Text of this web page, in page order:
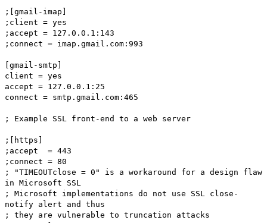
;[gmail-imap]
;client = yes
;accept = 127.0.0.1:143
;connect = imap.gmail.com:993
[gmail-smtp]
client = yes
accept = 127.0.0.1:25
connect = smtp.gmail.com:465
; Example SSL front-end to a web server
;[https]
;accept = 443
;connect = 80
; "TIMEOUTclose = 0" is a workaround for a design flaw
in Microsoft SSL
; Microsoft implementations do not use SSL close-
notify alert and thus
; they are vulnerable to truncation attacks